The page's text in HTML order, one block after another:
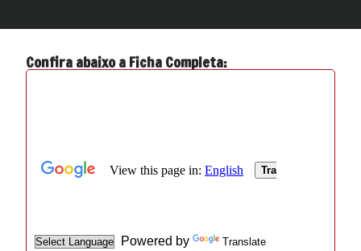
Confira abaixo a Ficha Completa: